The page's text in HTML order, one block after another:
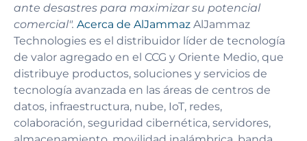
ante desastres para maximizar su potencial
comercial". Acerca de AlJammaz AlJammaz
Technologies es el distribuidor líder de tecnología
de valor agregado en el CCG y Oriente Medio, que
distribuye productos, soluciones y servicios de
tecnología avanzada en las áreas de centros de
datos, infraestructura, nube, IoT, redes,
colaboración, seguridad cibernética, servidores,